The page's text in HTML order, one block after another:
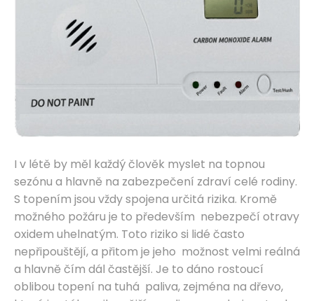
I v létě by měl každý člověk myslet na topnou
sezónu a hlavně na zabezpečení zdraví celé rodiny.
S topením jsou vždy spojena určitá rizika. Kromě
možného požáru je to především nebezpečí otravy
oxidem uhelnatým. Toto riziko si lidé často
nepřipouštějí, a přitom je jeho možnost velmi reálná
a hlavně čím dál častější. Je to dáno rostoucí
oblibou topení na tuhá paliva, zejména na dřevo,